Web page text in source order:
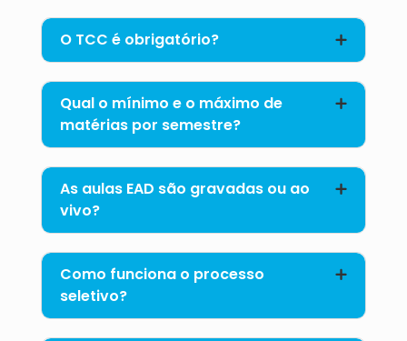
O TCC é obrigatório?
Qual o mínimo e o máximo de
matérias por semestre?
As aulas EAD são gravadas ou ao
vivo?
Como funciona o processo
seletivo?